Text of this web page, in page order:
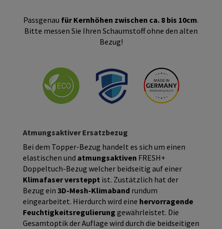
Passgenau für Kernhöhen zwischen ca. 8 bis 10cm.
Bitte messen Sie Ihren Schaumstoff ohne den alten
Bezug!
Atmungsaktiver Ersatzbezug
Bei dem Topper-Bezug handelt es sich um einen
elastischen und atmungsaktiven FRESH+
Doppeltuch-Bezug welcher beidseitig auf einer
Klimafaser versteppt ist. Zustätzlich hat der
Bezug ein 3D-Mesh-Klimaband rundum
eingearbeitet. Hierdurch wird eine hervorragende
Feuchtigkeitsregulierung gewährleistet. Die
Gesamtoptik der Auflage wird durch die beidseitigen